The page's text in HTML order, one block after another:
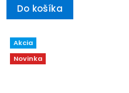
Do košíka
Akcia
Novinka